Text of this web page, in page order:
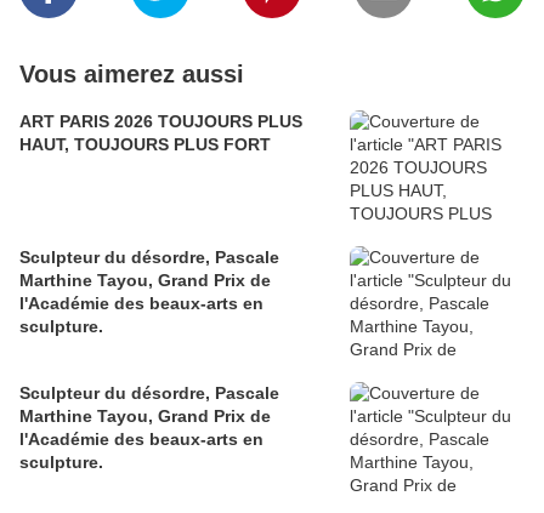
Vous aimerez aussi
ART PARIS 2026 TOUJOURS PLUS
HAUT, TOUJOURS PLUS FORT
Sculpteur du désordre, Pascale
Marthine Tayou, Grand Prix de
l'Académie des beaux-arts en
sculpture.
Sculpteur du désordre, Pascale
Marthine Tayou, Grand Prix de
l'Académie des beaux-arts en
sculpture.